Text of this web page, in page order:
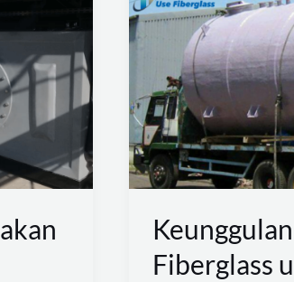
Fiberglass
Tangki
Kimia
Fiberglass
untuk
Aplikasi
Industri